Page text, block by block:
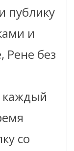
публику
и
Рене без
каждый
со